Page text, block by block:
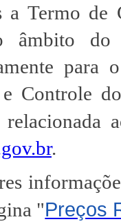
a Termo de
âmbito do
para
e Controle
.
"Preços